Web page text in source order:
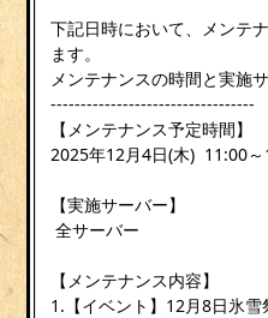
下記日時において、メンテ
ます。
メンテナンスの時間と実施
----------------------------------
【メンテナンス予定時間】
2025年12月4日(木) 11:00
【実施サーバー】
全サーバー
【メンテナンス内容】
1.【イベント】12月8日氷雪